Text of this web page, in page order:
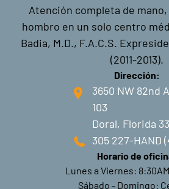
Atención completa de
hombro en un solo centro
Badia, M.D., F.A.C.S.
(2011-2013).
Dirección:
3650 NW 82nd
103
Doral, Florida
305 227-HAND
Horario de
Lunes a Viernes:
Sábado - Domingo: